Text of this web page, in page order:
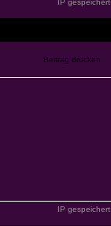
IP gespeichert